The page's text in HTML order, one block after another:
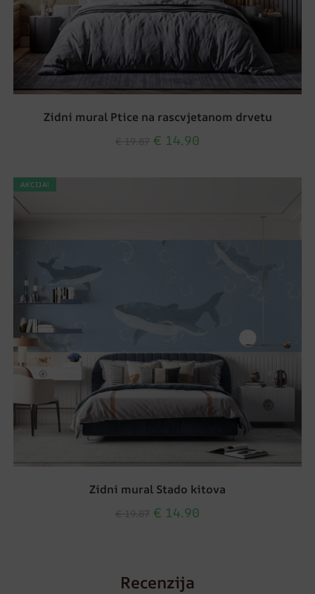
Zidni mural Ptice na rascvjetanom drvetu
€ 14.90
AKCIJA!
Zidni mural Stado kitova
€ 14.90
Recenzija